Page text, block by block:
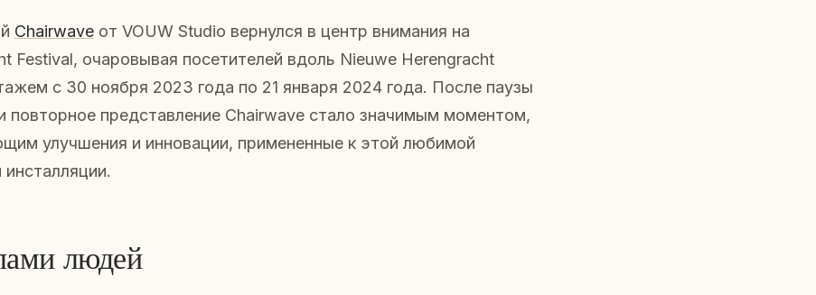
Chairwave от VOUW Studio вернулся в центр внимания на
Festival, очаровывая посетителей вдоль Nieuwe Herengracht
с 30 ноября 2023 года по 21 января 2024 года. После паузы
повторное представление Chairwave стало значимым моментом,
улучшения и инновации, примененные к этой любимой
инсталляции.
людей